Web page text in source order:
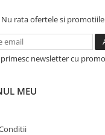
Nu rata ofertele si
primesc newsletter cu
MEU